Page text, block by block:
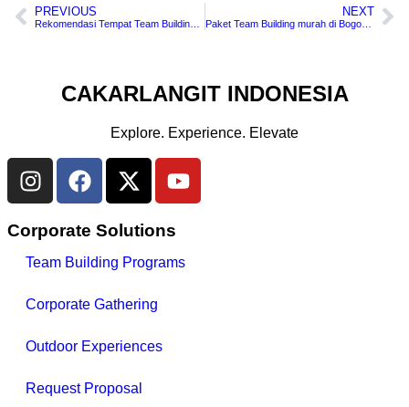
PREVIOUS NEXT
Paket Team Building murah di Bogor Sentul Pesona Alam Resort and Spa
CAKARLANGIT INDONESIA
Explore. Experience. Elevate
Corporate Solutions
Team Building Programs
Corporate Gathering
Outdoor Experiences
Request Proposal